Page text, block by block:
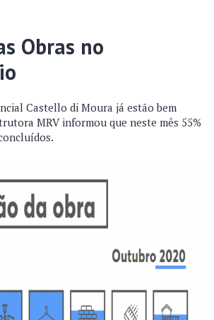
Obras no
Castello di Moura já estão bem
MRV informou que neste mês 55%